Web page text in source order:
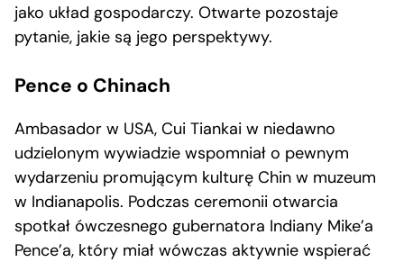
jako układ gospodarczy. Otwarte pozostaje
pytanie, jakie są jego perspektywy.
Pence o Chinach
Ambasador w USA, Cui Tiankai w niedawno
udzielonym wywiadzie wspomniał o pewnym
wydarzeniu promującym kulturę Chin w muzeum
w Indianapolis. Podczas ceremonii otwarcia
spotkał ówczesnego gubernatora Indiany Mike’a
Pence’a, który miał wówczas aktywnie wspierać